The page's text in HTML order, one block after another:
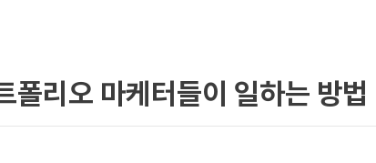
폴리오 마케터들이 일하는 방법